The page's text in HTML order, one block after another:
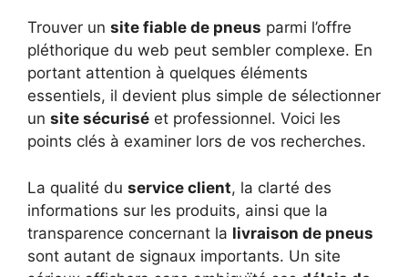
Trouver un site fiable de pneus parmi l’offre
pléthorique du web peut sembler complexe. En
portant attention à quelques éléments
essentiels, il devient plus simple de sélectionner
un site sécurisé et professionnel. Voici les
points clés à examiner lors de vos recherches.
La qualité du service client, la clarté des
informations sur les produits, ainsi que la
transparence concernant la livraison de pneus
sont autant de signaux importants. Un site